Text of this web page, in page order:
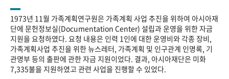
1973년 11월 가족계획연구원은 가족계획 사업 추진을 위하여 아시아재
단에 문헌정보실(Documentation Center) 설립과 운영을 위한 자금
지원을 요청하였다. 요청 내용은 인력 1인에 대한 운영비와 각종 장비,
가족계획사업 추진을 위한 뉴스레터, 가족계획 및 인구관계 인명록, 기
관명부 등의 출판에 관한 자금 지원이었다. 결과, 아시아재단은 미화
7,335불을 지원하였고 관련 사업을 진행할 수 있었다.